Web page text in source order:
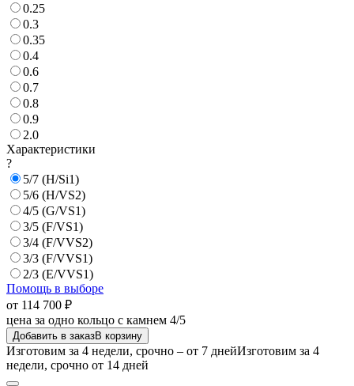
0.25
0.3
0.35
0.4
0.6
0.7
0.8
0.9
2.0
Характеристики
?
5/7 (H/Si1)
5/6 (H/VS2)
4/5 (G/VS1)
3/5 (F/VS1)
3/4 (F/VVS2)
3/3 (F/VVS1)
2/3 (E/VVS1)
Помощь в выборе
от 114 700 ₽
цена за одно кольцо с камнем 4/5
Добавить в заказВ корзину
Изготовим за 4 недели, срочно – от 7 днейИзготовим за 4
недели, срочно от 14 дней